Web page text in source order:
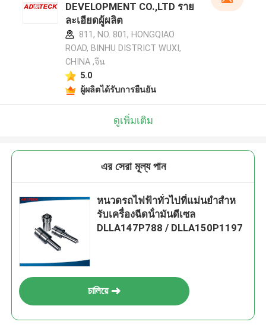
DEVELOPMENT CO.,LTD ราย
ละเอียดผู้ผลิต
811, NO. 801, HONGQIAO
ROAD, BINHU DISTRICT WUXI,
CHINA ,จีน
5.0
ผู้ผลิตได้รับการยืนยัน
ดูเพิ่มเติม
এর সেরা মূল্য পান
หนวดรถไฟฟ้าทั่วไปที่แม่นยําสําห
รับเครื่องฉีดน้ํามันดีเซล
DLLA147P788 / DLLA150P1197
চালিয়ে